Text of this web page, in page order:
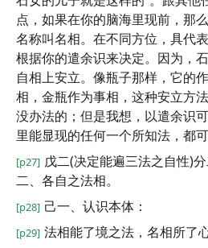
点，如果在你的脑海里现前，那
名称叫名相。在不同方位，具代
根据你的遣余识来决定。因为，
自相上安立。像瓶子那样，它的
相，金瓶作为事相，这种安立方
没办法的；但是我想，以遣余识
里能显现的任何一个所知法，都
[p27] 戊二(决定能遍三法之自性)
二、各自之法相。
[p28] 己一、认识本体：
[p29] 法相能了境之法，名相所了